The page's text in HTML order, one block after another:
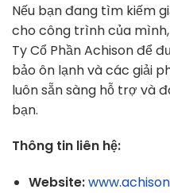
Nếu bạn đang tìm kiếm
cho công trình của
Ty Cổ Phần Achison để
bảo ôn lạnh và các giải
luôn sẵn sàng hỗ trợ và
bạn.
Thông tin liên hệ:
Website: